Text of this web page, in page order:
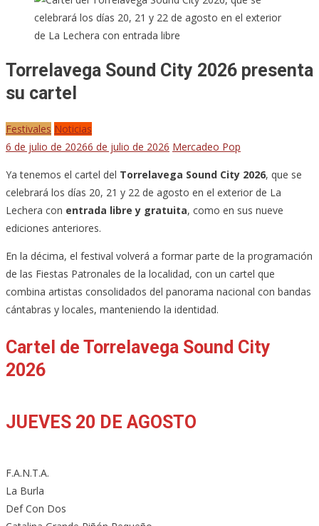
Torrelavega Sound City 2026 presenta
su cartel
Festivales Noticias
6 de julio de 20266 de julio de 2026 Mercadeo Pop
Ya tenemos el cartel del Torrelavega Sound City 2026, que se
celebrará los días 20, 21 y 22 de agosto en el exterior de La
Lechera con entrada libre y gratuita, como en sus nueve
ediciones anteriores.
En la décima, el festival volverá a formar parte de la programación
de las Fiestas Patronales de la localidad, con un cartel que
combina artistas consolidados del panorama nacional con bandas
cántabras y locales, manteniendo la identidad.
Cartel de Torrelavega Sound City
2026
JUEVES 20 DE AGOSTO
F.A.N.T.A.
La Burla
Def Con Dos